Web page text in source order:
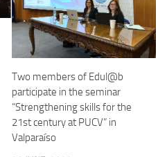
Two members of Edul@b
participate in the seminar
“Strengthening skills for the
21st century at PUCV” in
Valparaíso